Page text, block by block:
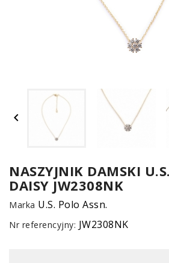

NASZYJNIK DAMSKI
DAISY JW2308NK
Marka U.S. Polo Assn.
Nr referencyjny: JW2308NK